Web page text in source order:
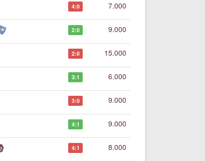
4:0 7.000
2:0 9.000
2:0 15.000
3:1 6.000
3:0 9.000
4:1 9.000
4:1 8.000